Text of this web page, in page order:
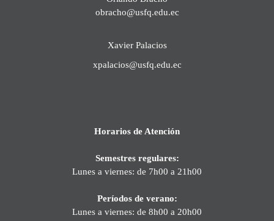
obracho@usfq.edu.ec
Xavier Palacios
xpalacios@usfq.edu.ec
Horarios de Atención
Semestres regulares:
Lunes a viernes: de 7h00 a 21h00
Períodos de verano:
Lunes a viernes: de 8h00 a 20h00